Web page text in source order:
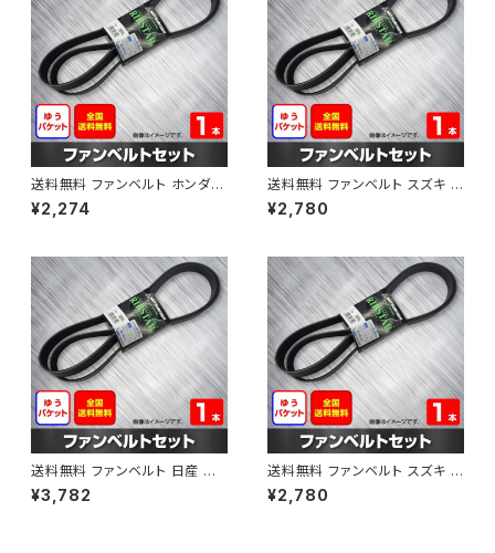
送料無料 ファンベルト ホンダ フ
ィット 型式GE6 H19.10～H25.
09 （国内トップメーカー） 1本 H
¥2,274
送料無料 ファンベルト スズキ ス
ペーシア 型式MK32S H25.03
～H30.02 （国内トップメーカ
¥2,780
送料無料 ファンベルト 日産 キ
ューブ 型式Z12 H20.11～H24.
10 （国内トップメーカー） 1本 H
¥3,782
送料無料 ファンベルト スズキ ワ
ゴンR 型式MH34S H24.09～
H29.02 （国内トップメーカー）
¥2,780